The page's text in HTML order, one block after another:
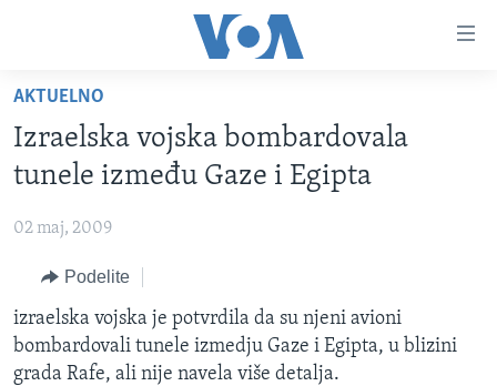
glavni
sadržaj
Idi
na
glavnu
navigaciju
pretragu
NASLOVNA
RUBRIKE
BALKAN
GLOBALNE TEME
EKONOMIJA
OTVORENI STUDIO
IZ AMERIKE
PRATITE NAS
AKTUELNO
Izraelska vojska bombardovala
tunele između Gaze i Egipta
02 maj, 2009
Podelite
izraelska vojska je potvrdila da su njeni avioni
bombardovali tunele izmedju Gaze i Egipta, u blizini
grada Rafe, ali nije navela više detalja.